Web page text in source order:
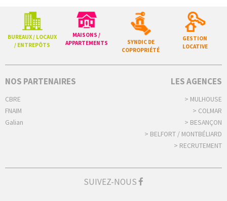
BUREAUX / LOCAUX
/ ENTREPÔTS
MAISONS /
APPARTEMENTS
SYNDIC DE
COPROPRIÉTÉ
GESTION
LOCATIVE
NOS PARTENAIRES
CBRE
FNAIM
Galian
LES AGENCES
> MULHOUSE
> COLMAR
> BESANÇON
> BELFORT / MONTBÉLIARD
> RECRUTEMENT
SUIVEZ-NOUS